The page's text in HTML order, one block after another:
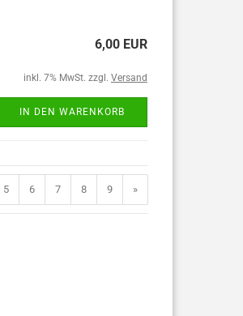
6,00 EUR
inkl. 7% MwSt. zzgl. Versand
IN DEN WARENKORB
5 6 7 8 9 »